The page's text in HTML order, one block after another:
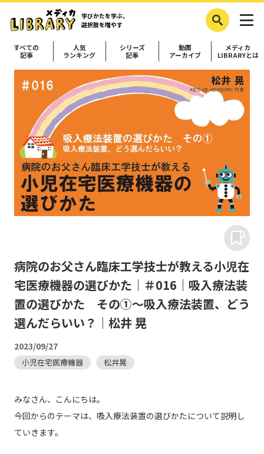
学びかたを学ぶ、
選択肢を増やす
すべての
記事
人気
ランキング
シリーズ
記事
動画
アーカイブ
メディカ
LIBRARYとは
病院のお父さん臨床工学技士が教える小児在
宅医療機器の選びかた｜＃016｜吸入療法装
置の選びかた その①～吸入療法装置、どう
選んだらいい？｜松井 晃
2023/09/27
小児在宅医療機器 松井晃
みなさん、こんにちは。
今回からのテーマは、吸入療法装置の選びかたについて説明し
ていきます。